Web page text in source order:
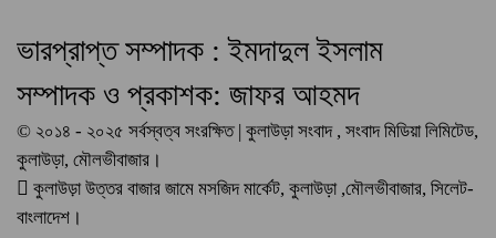
ভারপ্রাপ্ত সম্পাদক : ইমদাদুল ইসলাম
সম্পাদক ও প্রকাশক: জাফর আহমদ
© ২০১৪ - ২০২৫ সর্বস্বত্ব সংরক্ষিত | কুলাউড়া সংবাদ , সংবাদ মিডিয়া লিমিটেড,
কুলাউড়া, মৌলভীবাজার।
কুলাউড়া উত্তর বাজার জামে মসজিদ মার্কেট, কুলাউড়া ,মৌলভীবাজার, সিলেট-
বাংলাদেশ।